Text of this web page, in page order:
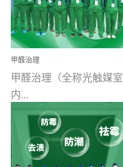
甲醛治理
甲醛治理（全称光触媒室
内...
空气污染净化治理）工业
文明的进步，创造了多姿